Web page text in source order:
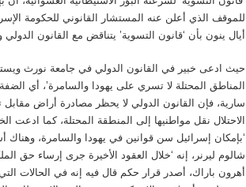
للموقف الذي أعلن عنه المستشار القانوني للحكومة
أيال ينون بأن ‘قانون التسوية’ يتناقض مع القانون
حيث ادعى خبير في القانون الدولي في جامعة نورث
المناطق المحتلة لا تسري على يهودا والسامرة’، أي
سارية، فإن القانون الدولي لا يحظر مصادرة أراض
الاحتلال نقل مواطنيها إلى المنطقة المحتلة، كما ادعت
‘بإمكان إسرائيل سن قوانين في يهودا والسامرة، وهناك
شالوم ليرنر، إنه ‘خلال العقود الأخيرة جرى إرساء حق
أهرون باراك، أصدر قرار حكم قال فيه إنه في الحالات